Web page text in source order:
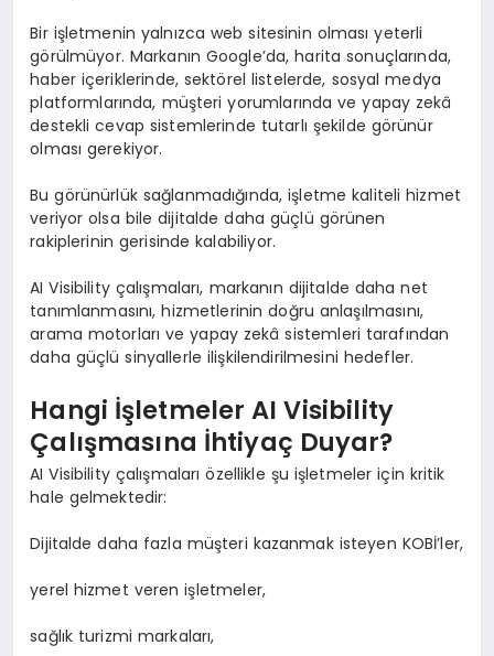
Bir işletmenin yalnızca web sitesinin olması yeterli
görülmüyor. Markanın Google’da, harita sonuçlarında,
haber içeriklerinde, sektörel listelerde, sosyal medya
platformlarında, müşteri yorumlarında ve yapay zekâ
destekli cevap sistemlerinde tutarlı şekilde görünür
olması gerekiyor.
Bu görünürlük sağlanmadığında, işletme kaliteli hizmet
veriyor olsa bile dijitalde daha güçlü görünen
rakiplerinin gerisinde kalabiliyor.
AI Visibility çalışmaları, markanın dijitalde daha net
tanımlanmasını, hizmetlerinin doğru anlaşılmasını,
arama motorları ve yapay zekâ sistemleri tarafından
daha güçlü sinyallerle ilişkilendirilmesini hedefler.
Hangi İşletmeler AI Visibility
Çalışmasına İhtiyaç Duyar?
AI Visibility çalışmaları özellikle şu işletmeler için kritik
hale gelmektedir:
Dijitalde daha fazla müşteri kazanmak isteyen KOBİ’ler,
yerel hizmet veren işletmeler,
sağlık turizmi markaları,